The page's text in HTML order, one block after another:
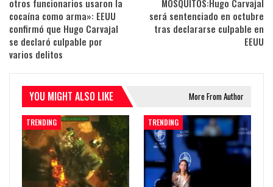
otros funcionarios usaron la
cocaína como arma»: EEUU
confirmó que Hugo Carvajal
se declaró culpable por
varios delitos
MOSQUITOS:Hugo Carvajal
será sentenciado en octubre
tras declararse culpable en
EEUU
YOU MIGHT ALSO LIKE More From Author
TRENDING TRENDING